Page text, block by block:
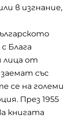
в изгнание,
Блага
лица от
със
се на големи
През 1955
книгата